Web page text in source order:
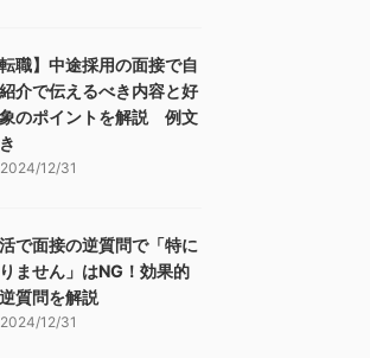
転職】中途採用の面接で自
介で伝えるべき内容と好
のポイントを解説 例文
2024/12/31
で面接の逆質問で「特に
ません」はNG！効果的
質問を解説
2024/12/31